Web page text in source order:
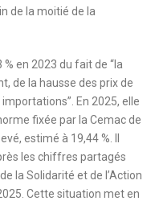
de la moitié de la
en 2023 du fait de “la
de la hausse des prix de
En 2025, elle
fixée par la Cemac de
estimé à 19,44 %. Il
les chiffres partagés
la Solidarité et de l’Action
Cette situation met en